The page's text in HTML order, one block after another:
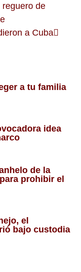
reguero de
a Cuba
a tu familia
idea
de la
prohibir el
el
bajo custodia